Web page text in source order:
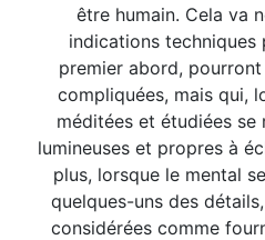
être humain. Cela va
indications techniques
premier abord,
compliquées, mais qui,
méditées et étudiées
lumineuses et propres à
plus, lorsque le mental
quelques-uns des
considérées comme